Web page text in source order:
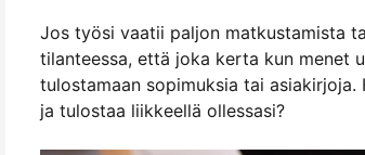
Jos työsi vaatii paljon matkustamista
tilanteessa, että joka kerta kun menet
tulostamaan sopimuksia tai
ja tulostaa liikkeellä ollessasi?